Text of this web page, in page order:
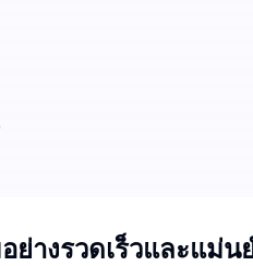
ซึ่งมีข้อจำกัดน้อยกว่าผลิต
ย่างรวดเร็วและแม่น